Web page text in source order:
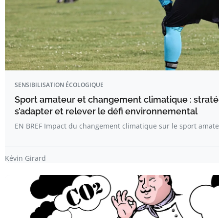
SENSIBILISATION ÉCOLOGIQUE
Sport amateur et changement climatique :
s’adapter et relever le défi environnemental
EN BREF Impact du changement climatique sur le sport
Kévin Girard